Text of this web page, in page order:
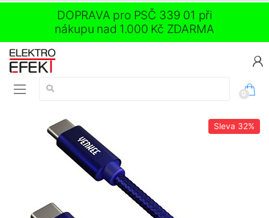
DOPRAVA pro PSČ 339 01 při
nákupu nad 1.000 Kč ZDARMA
Vyhledávání:
0
Sleva 32%